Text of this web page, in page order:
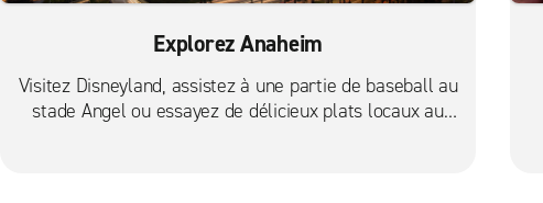
Explorez Anaheim
Visitez Disneyland, assistez à une partie de baseball au
stade Angel ou essayez de délicieux plats locaux au